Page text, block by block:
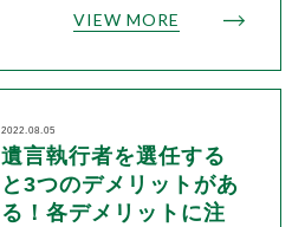
VIEW MORE
2022.08.05
遺言執行者を選任する
と3つのデメリットがあ
る！各デメリットに注